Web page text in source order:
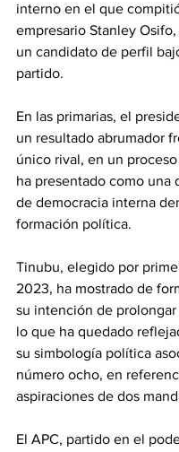
interno en el que
empresario Stanley
un candidato de perfil
partido.
En las primarias, el
un resultado abrumador
único rival, en un
ha presentado como una
de democracia interna
formación política.
Tinubu, elegido por
2023, ha mostrado de
su intención de prolongar
lo que ha quedado
su simbología política
número ocho, en
aspiraciones de dos
El APC, partido en el